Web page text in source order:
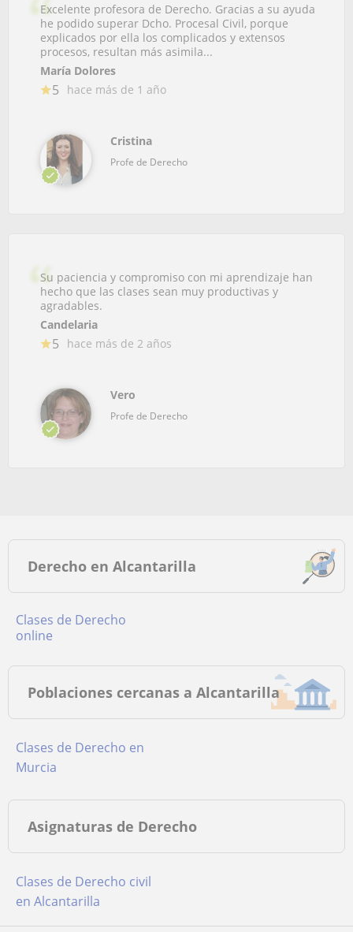
Excelente profesora de Derecho. Gracias a su ayuda
he podido superar Dcho. Procesal Civil, porque
explicados por ella los complicados y extensos
procesos, resultan más asimila...
María Dolores
5 hace más de 1 año
Cristina
Profe de Derecho
Su paciencia y compromiso con mi aprendizaje han
hecho que las clases sean muy productivas y
agradables.
Candelaria
5 hace más de 2 años
Vero
Profe de Derecho
Derecho en Alcantarilla
Clases de Derecho
online
Poblaciones cercanas a Alcantarilla
Clases de Derecho en
Murcia
Asignaturas de Derecho
Clases de Derecho civil
en Alcantarilla